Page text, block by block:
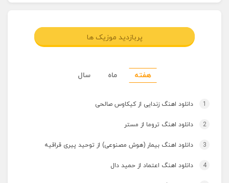
پربازدید موزیک ها
هفته ماه سال
1 دانلود اهنگ زندایی از کیکاوس صالحی
2 دانلود اهنگ تروما از مستر
3 دانلود اهنگ بیمار (هوش مصنوعی) از توحید پیری قراقیه
4 دانلود اهنگ اعتماد از حمید دال